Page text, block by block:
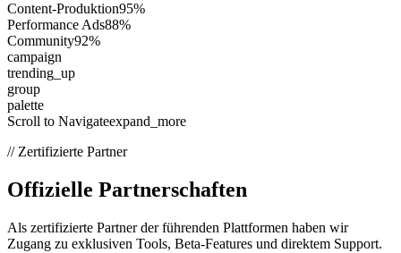
Content-Produktion95%
Performance Ads88%
Community92%
campaign
trending_up
group
palette
Scroll to Navigateexpand_more
// Zertifizierte Partner
Offizielle Partnerschaften
Als zertifizierte Partner der führenden Plattformen haben wir
Zugang zu exklusiven Tools, Beta-Features und direktem Support.